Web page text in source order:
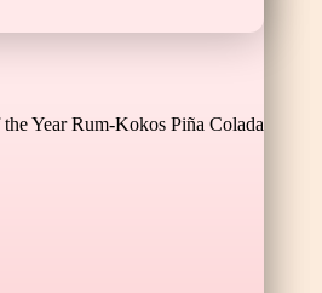
the Year Rum-Kokos Piña Colada